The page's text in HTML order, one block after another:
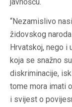
“Nezamislivo
židovskog
Hrvatskoj, nego i
koja se snažno
diskriminacije,
tome mora imati
i svijest o